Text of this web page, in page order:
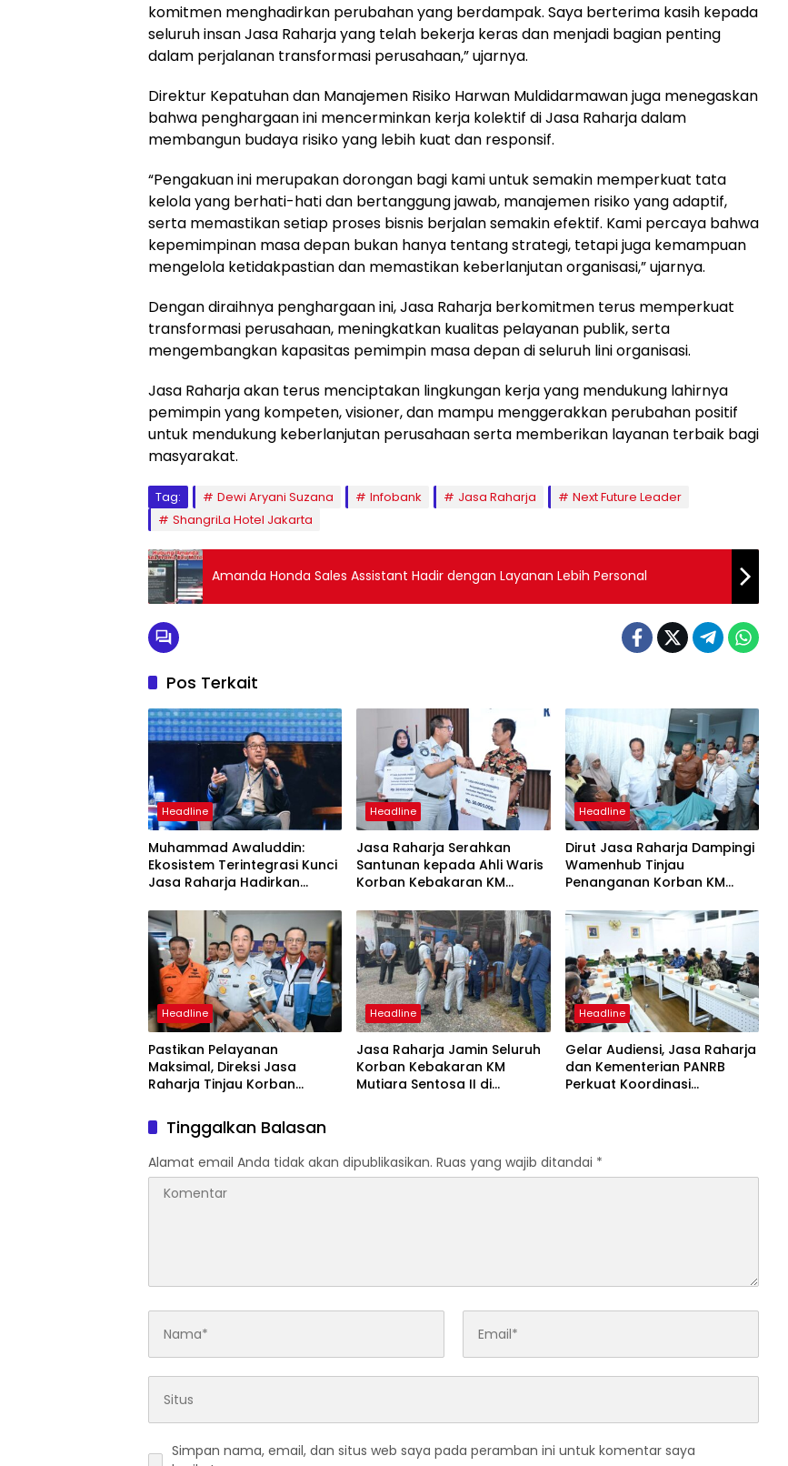
komitmen menghadirkan perubahan yang berdampak. Saya berterima kasih kepada
seluruh insan Jasa Raharja yang telah bekerja keras dan menjadi bagian penting
dalam perjalanan transformasi perusahaan,” ujarnya.
Direktur Kepatuhan dan Manajemen Risiko Harwan Muldidarmawan juga menegaskan
bahwa penghargaan ini mencerminkan kerja kolektif di Jasa Raharja dalam
membangun budaya risiko yang lebih kuat dan responsif.
“Pengakuan ini merupakan dorongan bagi kami untuk semakin memperkuat tata
kelola yang berhati-hati dan bertanggung jawab, manajemen risiko yang adaptif,
serta memastikan setiap proses bisnis berjalan semakin efektif. Kami percaya bahwa
kepemimpinan masa depan bukan hanya tentang strategi, tetapi juga kemampuan
mengelola ketidakpastian dan memastikan keberlanjutan organisasi,” ujarnya.
Dengan diraihnya penghargaan ini, Jasa Raharja berkomitmen terus memperkuat
transformasi perusahaan, meningkatkan kualitas pelayanan publik, serta
mengembangkan kapasitas pemimpin masa depan di seluruh lini organisasi.
Jasa Raharja akan terus menciptakan lingkungan kerja yang mendukung lahirnya
pemimpin yang kompeten, visioner, dan mampu menggerakkan perubahan positif
untuk mendukung keberlanjutan perusahaan serta memberikan layanan terbaik bagi
masyarakat.
Tag: Dewi Aryani Suzana Infobank Jasa Raharja
Next Future Leader
ShangriLa Hotel Jakarta
Amanda Honda Sales Assistant Hadir dengan Layanan Lebih Personal
Pos Terkait
Headline
Muhammad Awaluddin:
Ekosistem Terintegrasi Kunci
Jasa Raharja Hadirkan
Masyarakat
Headline
Jasa Raharja Serahkan
Santunan kepada Ahli Waris
Korban Kebakaran KM
Headline
Dirut Jasa Raharja Dampingi
Wamenhub Tinjau
Penanganan Korban KM
Surabaya
Headline
Pastikan Pelayanan
Maksimal, Direksi Jasa
Raharja Tinjau Korban
Sentosa II
Headline
Jasa Raharja Jamin Seluruh
Korban Kebakaran KM
Mutiara Sentosa II di
Headline
Gelar Audiensi, Jasa Raharja
dan Kementerian PANRB
Perkuat Koordinasi
Tinggalkan Balasan
Alamat email Anda tidak akan dipublikasikan. Ruas yang wajib ditandai *
Simpan nama, email, dan situs web saya pada peramban ini untuk komentar saya